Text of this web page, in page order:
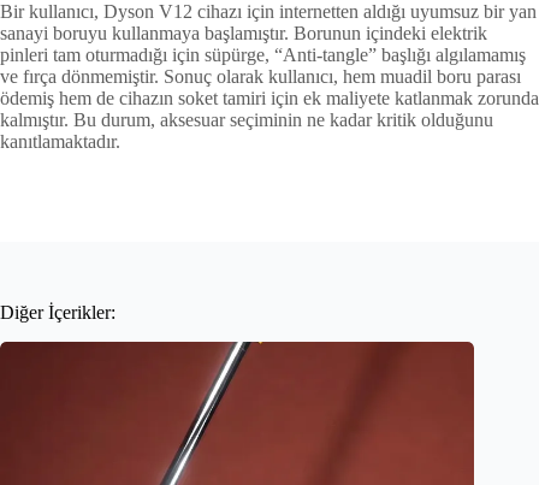
Bir kullanıcı, Dyson V12 cihazı için internetten aldığı uyumsuz bir yan
sanayi boruyu kullanmaya başlamıştır. Borunun içindeki elektrik
pinleri tam oturmadığı için süpürge, “Anti-tangle” başlığı algılamamış
ve fırça dönmemiştir. Sonuç olarak kullanıcı, hem muadil boru parası
ödemiş hem de cihazın soket tamiri için ek maliyete katlanmak zorunda
kalmıştır. Bu durum, aksesuar seçiminin ne kadar kritik olduğunu
kanıtlamaktadır.
Diğer İçerikler: